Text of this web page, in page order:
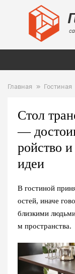
Главная Гостиная
Стол
—
ройство
идеи
В гостиной
остей, иначе
близкими
м пространства.